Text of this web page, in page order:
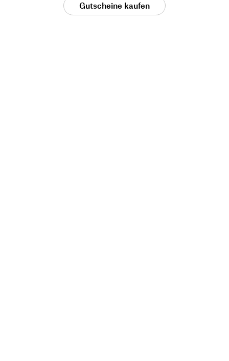
Gutscheine kaufen